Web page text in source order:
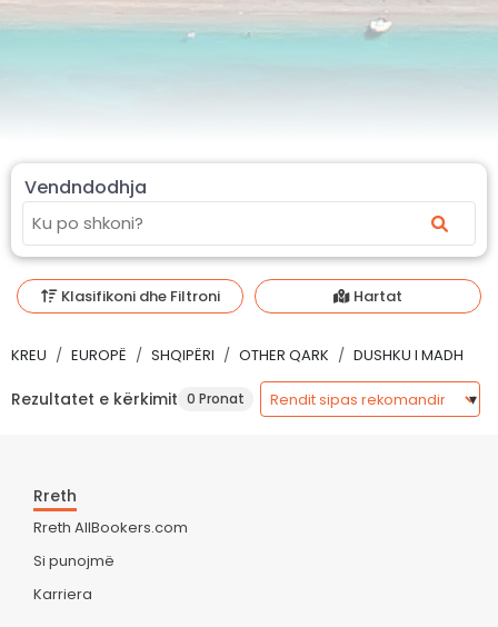
Vendndodhja
Klasifikoni dhe Filtroni Hartat
KREU EUROPË SHQIPËRI OTHER QARK DUSHKU I MADH
Rezultatet e kërkimit 0 Pronat
Rreth
Rreth AllBookers.com
Si punojmë
Karriera